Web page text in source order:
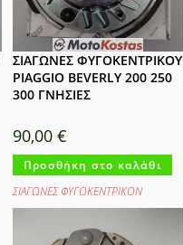
ΣΙΑΓΩΝΕΣ ΦΥΓΟΚΕΝΤΡΙΚΟΥ
PIAGGIO BEVERLY 200 250
300 ΓΝΗΣΙΕΣ
90,00€
Προσθήκη στο καλάθι
ΣΙΑΓΩΝΕΣ ΦΥΓΟΚΕΝΤΡΙΚΟΝ